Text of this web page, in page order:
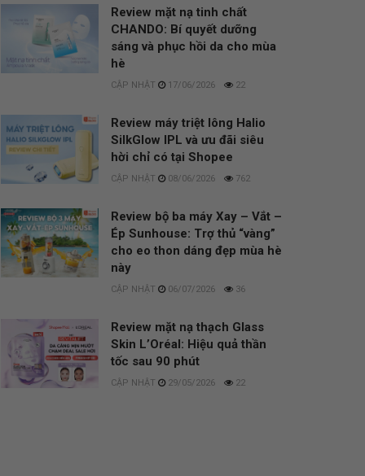
Review mặt nạ tinh chất
CHANDO: Bí quyết dưỡng
sáng và phục hồi da cho mùa
hè
17/06/2026 22
Review máy triệt lông Halio
SilkGlow IPL và ưu đãi siêu
hời chỉ có tại Shopee
08/06/2026 762
Review bộ ba máy Xay – Vắt –
Ép Sunhouse: Trợ thủ “vàng”
cho eo thon dáng đẹp mùa hè
này
06/07/2026 36
Review mặt nạ thạch Glass
Skin L’Oréal: Hiệu quả thần
tốc sau 90 phút
29/05/2026 22